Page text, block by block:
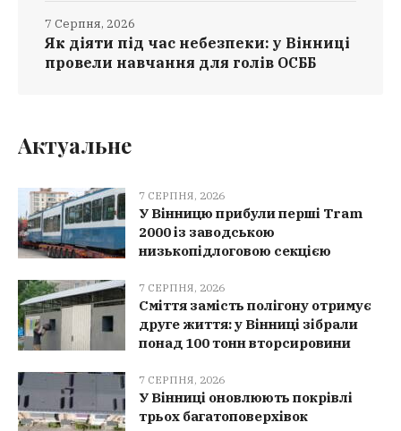
Як діяти під час небезпеки: у Вінниці
провели навчання для голів ОСББ
7 Серпня, 2026
Актуальне
7 СЕРПНЯ, 2026
У Вінницю прибули перші Tram
2000 із заводською
низькопідлоговою секцією
7 СЕРПНЯ, 2026
Сміття замість полігону отримує
друге життя: у Вінниці зібрали
понад 100 тонн вторсировини
7 СЕРПНЯ, 2026
У Вінниці оновлюють покрівлі
трьох багатоповерхівок